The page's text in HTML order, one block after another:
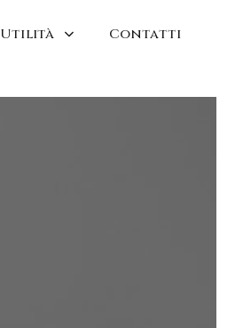
Utilità Contatti